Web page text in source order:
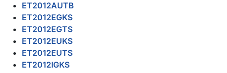
ET2012AUTB
ET2012EGKS
ET2012EGTS
ET2012EUKS
ET2012EUTS
ET2012IGKS